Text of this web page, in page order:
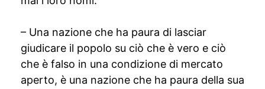
– Una nazione che ha paura di lasciar
giudicare il popolo su ciò che è vero e ciò
che è falso in una condizione di mercato
aperto, è una nazione che ha paura della sua